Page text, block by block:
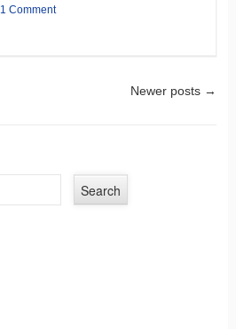
1 Comment
Newer posts →